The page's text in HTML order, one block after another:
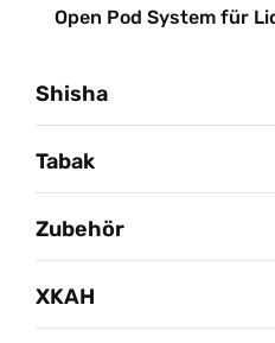
Open Pod System für
Shisha
Tabak
Zubehör
XKAH